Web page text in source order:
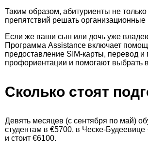
Таким образом, абитуриенты не
препятствий решать
Если же ваши сын или дочь уже
Программа Assistance включает
предоставление SIM-карты, перевод
профориентации и помогают выбрать
Сколько стоят
Девять месяцев (с сентября по май)
студентам в €5700, в Ческе-
и стоит €6100.